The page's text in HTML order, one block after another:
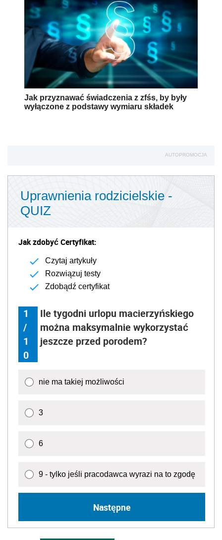
Jak przyznawać świadczenia z zfśs, by były
wyłączone z podstawy wymiaru składek
AUTOPROMOCJA
Uprawnienia rodzicielskie -
QUIZ
Jak zdobyć Certyfikat:
Czytaj artykuły
Rozwiązuj testy
Zdobądź certyfikat
1
/
1
0
Ile tygodni urlopu macierzyńskiego
można maksymalnie wykorzystać
jeszcze przed porodem?
nie ma takiej możliwości
3
6
9 - tylko jeśli pracodawca wyrazi na to zgodę
Następne